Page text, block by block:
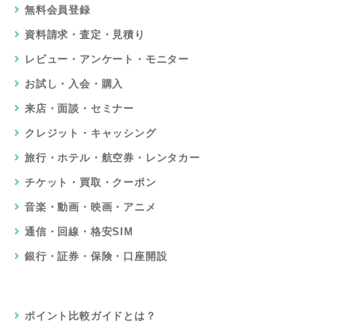
無料会員登録
資料請求・査定・見積り
レビュー・アンケート・モニター
お試し・入会・購入
来店・面談・セミナー
クレジット・キャッシング
旅行・ホテル・航空券・レンタカー
チケット・買取・クーポン
音楽・動画・映画・アニメ
通信・回線・格安SIM
銀行・証券・保険・口座開設
ポイント比較ガイドとは？